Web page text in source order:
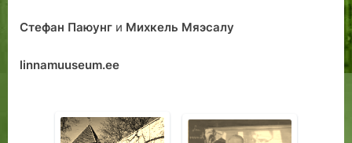
Стефан Паюунг и Михкель Мяэсалу
linnamuuseum.ee